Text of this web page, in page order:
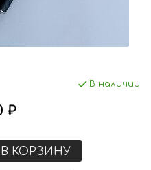
В наличии
₽
В КОРЗИНУ